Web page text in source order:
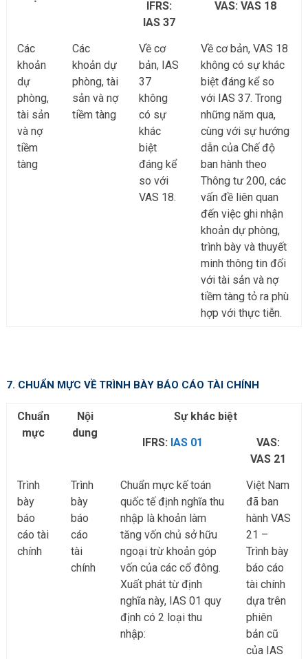
IFRS:
IAS 37
VAS: VAS 18
Các
khoản
dự
phòng,
tài sản
và nợ
tiềm
tàng
Các
khoản dự
phòng, tài
sản và nợ
tiềm tàng
Về cơ
bản, IAS
37
không
có sự
khác
biệt
đáng kể
so với
VAS 18.
Về cơ bản, VAS 18
không có sự khác
biệt đáng kể so
với IAS 37. Trong
những năm qua,
cùng với sự hướng
dẫn của Chế độ
ban hành theo
Thông tư 200, các
vấn đề liên quan
đến việc ghi nhận
khoản dự phòng,
trình bày và thuyết
minh thông tin đối
với tài sản và nợ
tiềm tàng tỏ ra phù
hợp với thực tiễn.
7. CHUẨN MỰC VỀ TRÌNH BÀY BÁO CÁO TÀI CHÍNH
Chuẩn
mực
Nội
dung
Sự khác biệt
IFRS: IAS 01
VAS:
VAS 21
Trình
bày
báo
cáo tài
chính
Trình
bày
báo
cáo
tài
chính
Chuẩn mực kế toán
quốc tế định nghĩa thu
nhập là khoản làm
tăng vốn chủ sở hữu
ngoại trừ khoản góp
vốn của các cổ đông.
Xuất phát từ định
nghĩa này, IAS 01 quy
định có 2 loại thu
nhập:
Việt Nam
đã ban
hành VAS
21 –
Trình bày
báo cáo
tài chính
dựa trên
phiên
bản cũ
của IAS